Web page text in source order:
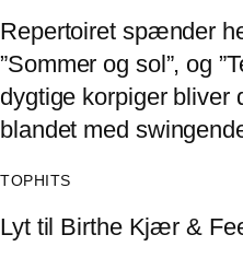
Repertoiret spænder
”Sommer og sol”, og
dygtige korpiger bliver
blandet med
TOPHITS
Lyt til Birthe Kjær &